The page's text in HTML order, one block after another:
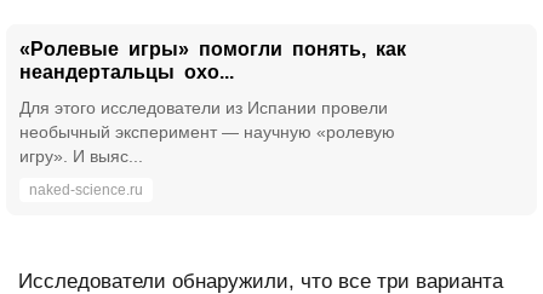
«Ролевые игры» помогли понять, как
неандертальцы охо...
Для этого исследователи из Испании провели
необычный эксперимент — научную «ролевую
игру». И выяс...
naked-science.ru
Исследователи обнаружили, что все три варианта